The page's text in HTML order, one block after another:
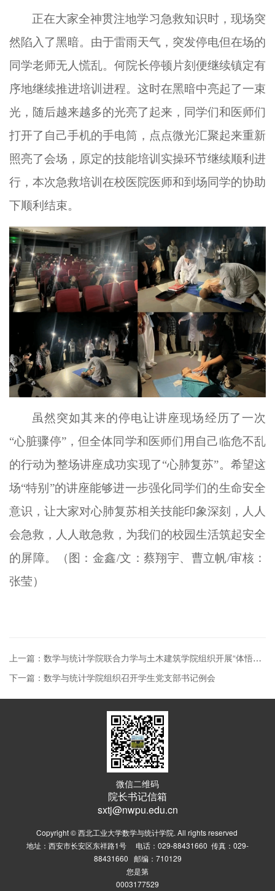
正在大家全神贯注地学习急救知识时，现场突
然陷入了黑暗。由于雷雨天气，突发停电但在场的
同学老师无人慌乱。何院长停顿片刻便继续镇定有
序地继续推进培训进程。这时在黑暗中亮起了一束
光，随后越来越多的光亮了起来，同学们和医师们
打开了自己手机的手电筒，点点微光汇聚起来重新
照亮了会场，原定的技能培训实操环节继续顺利进
行，本次急救培训在校医院医师和到场同学的协助
下顺利结束。
虽然突如其来的停电让讲座现场经历了一次
“心脏骤停”，但全体同学和医师们用自己临危不乱
的行动为整场讲座成功实现了“心肺复苏”。希望这
场“特别”的讲座能够进一步强化同学们的生命安全
意识，让大家对心肺复苏相关技能印象深刻，人人
会急救，人人敢急救，为我们的校园生活筑起安全
的屏障。
（图：金鑫/文：蔡翔宇、曹立帆/审核：
张莹）
上一篇：数学与统计学院联合力学与土木建筑学院组织开展“体悟革命精神，凝聚奋进力量”主题党日活动
下一篇：数学与统计学院组织召开学生党支部书记例会
微信二维码
院长书记信箱
sxtj@nwpu.edu.cn
Copyright © 西北工业大学数学与统计学院. All rights reserved
地址：西安市长安区东祥路1号 电话：029-88431660 传真：029-
88431660 邮编：710129
您是第
0003177529